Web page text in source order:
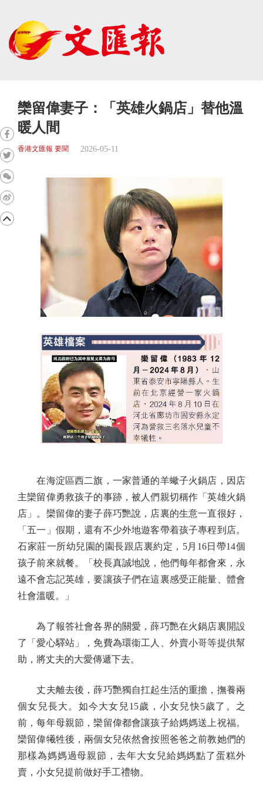
欒留偉妻子：「英雄火鍋店」替他溫
暖人間
香港文匯報 要聞 2026-05-11
在海淀區西二旗，一家普通的羊蠍子火鍋店，因店
主欒留偉勇救孩子的事跡，被人們親切稱作「英雄火鍋
店」。欒留偉的妻子薛巧艷說，店裏的生意一直很好，
「五一」假期，還有不少外地遊客帶着孩子專程到店。
石家莊一所幼兒園的園長跟店裏約定，5月16日帶14個
孩子前來就餐。「校長真誠地說，他們每年都會來，永
遠不會忘記英雄，要讓孩子們在這裏感受正能量、體會
社會溫暖。」
為了報答社會各界的關愛，薛巧艷在火鍋店裏開設
了「愛心驛站」，免費為環衞工人、外賣小哥等提供幫
助，將丈夫的大愛傳遞下去。
丈夫離去後，薛巧艷獨自扛起生活的重擔，撫養兩
個女兒長大。如今大女兒15歲，小女兒快5歲了。之
前，每年母親節，欒留偉都會讓孩子給媽媽送上祝福。
欒留偉犧牲後，兩個女兒依然會按照爸爸之前教她們的
那樣為媽媽過母親節，去年大女兒給媽媽點了蛋糕外
賣，小女兒提前做好手工禮物。